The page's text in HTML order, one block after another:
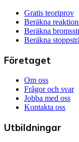
Gratis teoriprov
Beräkna
Beräkna
Beräkna
Företaget
Om oss
Frågor och svar
Jobba med oss
Kontakta oss
Utbildningar